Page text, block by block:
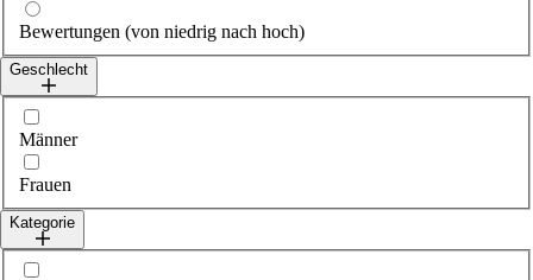
Bewertungen (von niedrig nach hoch)
Geschlecht
Wähle gender
Männer
Frauen
Kategorie
Wähle category